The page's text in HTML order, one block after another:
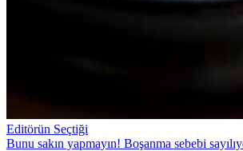
Editörün Seçtiği
Bunu sakın yapmayın! Boşanma sebebi